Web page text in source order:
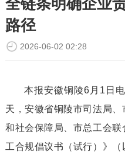
全链条明确企业
路径
2026-06-02 02:28
本报安徽铜陵6月1日
天，安徽省铜陵市司法局
和社会保障局、市总工会
工合规倡议书（试行）》